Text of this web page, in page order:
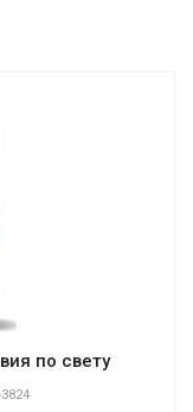
по свету